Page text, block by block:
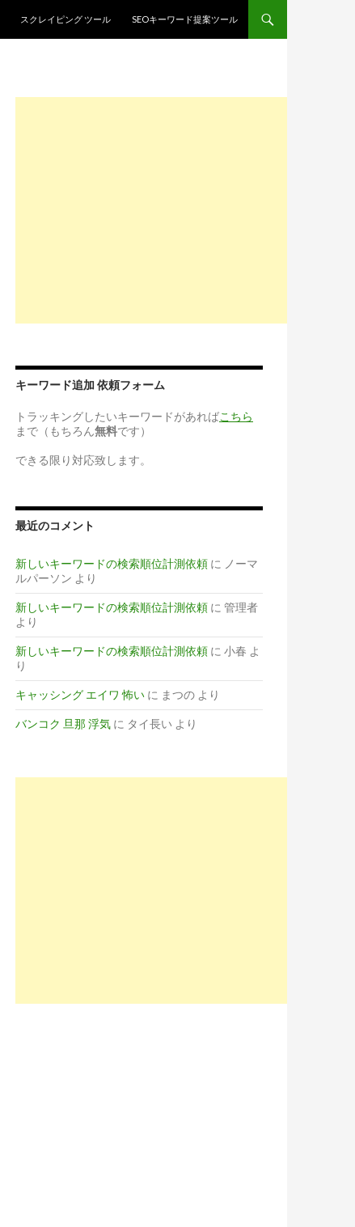
スクレイピング ツール SEOキーワード提案ツール
キーワード追加 依頼フォーム
トラッキングしたいキーワードがあればこちら
まで（もちろん無料です）
できる限り対応致します。
最近のコメント
新しいキーワードの検索順位計測依頼 に ノーマ
ルパーソン より
新しいキーワードの検索順位計測依頼 に 管理者
より
新しいキーワードの検索順位計測依頼 に 小春 よ
り
キャッシング エイワ 怖い に まつの より
バンコク 旦那 浮気 に タイ長い より